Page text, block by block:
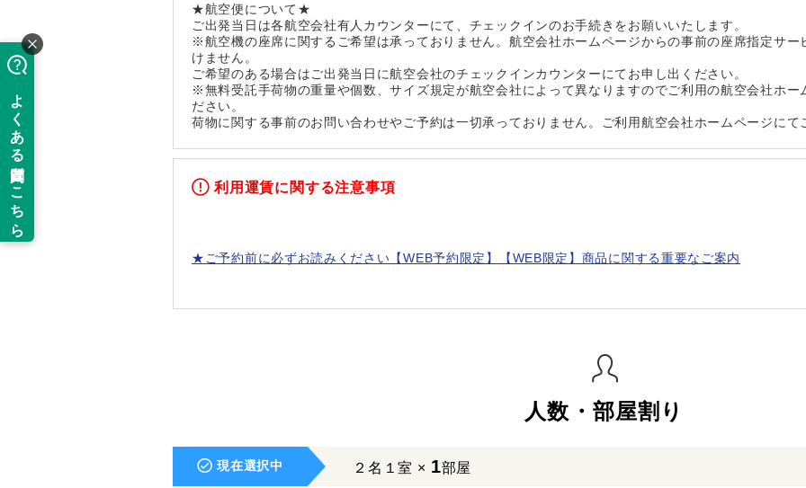
★航空便について★
ご出発当日は各航空会社有人カウンターにて、チェックインのお手続きをお願いいたします。
※航空機の座席に関するご希望は承っておりません。航空会社ホームページからの事前の座席指定サー
けません。
ご希望のある場合はご出発当日に航空会社のチェックインカウンターにてお申し出ください。
※無料受託手荷物の重量や個数、サイズ規定が航空会社によって異なりますのでご利用の航空会社ホー
ださい。
荷物に関する事前のお問い合わせやご予約は一切承っておりません。ご利用航空会社ホームページにて
利用運賃に関する注意事項
★ご予約前に必ずお読みください【WEB予約限定】【WEB限定】商品に関する重要なご案内
人数・部屋割り
現在選択中 ２名１室 × 1部屋